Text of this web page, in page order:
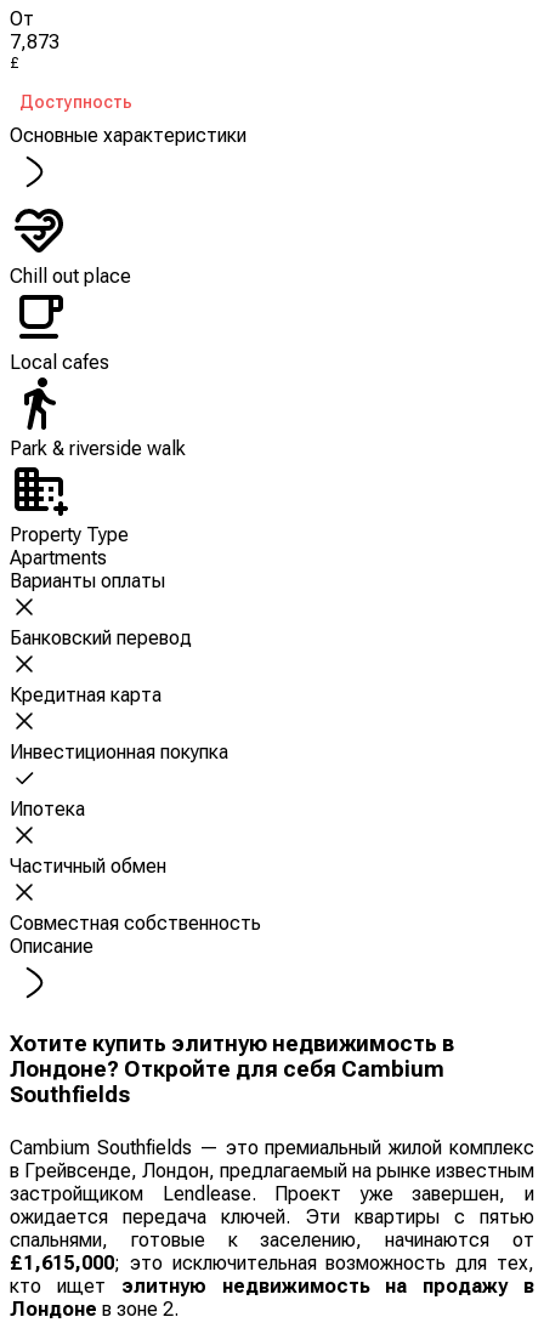
От
7,873
£
Доступность
Основные характеристики
Chill out place
Local cafes
Park & riverside walk
Property Type
Apartments
Варианты оплаты
Банковский перевод
Кредитная карта
Инвестиционная покупка
Ипотека
Частичный обмен
Совместная собственность
Описание
Хотите купить элитную недвижимость в
Лондоне? Откройте для себя Cambium
Southfields
Cambium Southfields — это премиальный жилой комплекс
в Грейвсенде, Лондон, предлагаемый на рынке известным
застройщиком Lendlease. Проект уже завершен, и
ожидается передача ключей. Эти квартиры с пятью
спальнями, готовые к заселению, начинаются от
£1,615,000; это исключительная возможность для тех,
кто ищет элитную недвижимость на продажу в
Лондоне в зоне 2.